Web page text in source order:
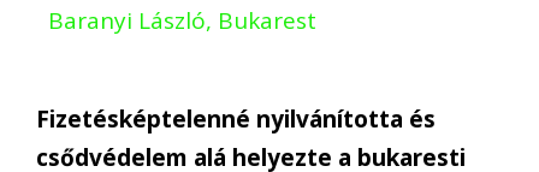
Baranyi László, Bukarest
Fizetésképtelenné nyilvánította és
csődvédelem alá helyezte a bukaresti